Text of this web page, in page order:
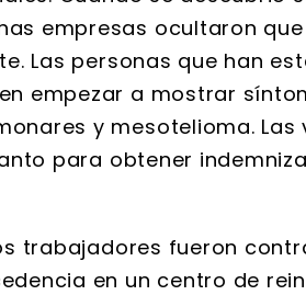
empresas ocultaron
Las personas que han
empezar a mostrar
y mesotelioma.
para obtener
trabajadores fueron
en un centro de